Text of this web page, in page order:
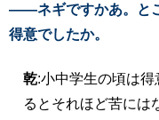
――ネギですかあ。と
得意でしたか。
乾:小中学生の頃は
るとそれほど苦には